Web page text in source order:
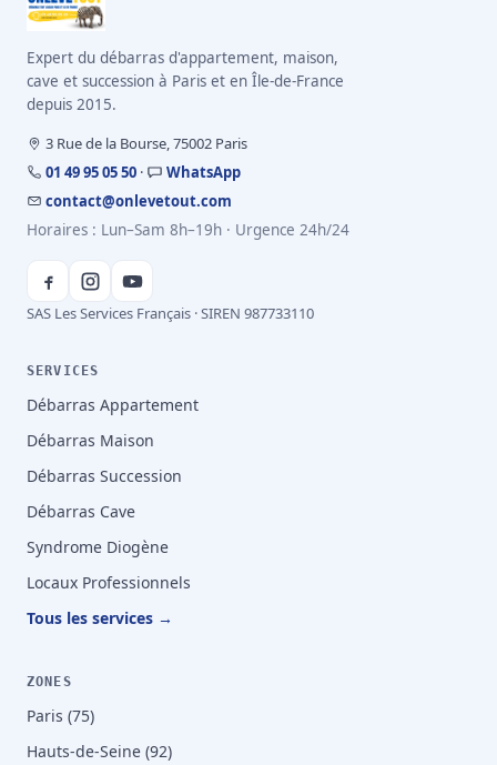
Expert du débarras d'appartement, maison,
cave et succession à Paris et en Île-de-France
depuis 2015.
3 Rue de la Bourse, 75002 Paris
01 49 95 05 50 ·
WhatsApp
contact@onlevetout.com
Horaires : Lun–Sam 8h–19h · Urgence 24h/24
SAS Les Services Français · SIREN 987733110
SERVICES
Débarras Appartement
Débarras Maison
Débarras Succession
Débarras Cave
Syndrome Diogène
Locaux Professionnels
Tous les services →
ZONES
Paris (75)
Hauts-de-Seine (92)